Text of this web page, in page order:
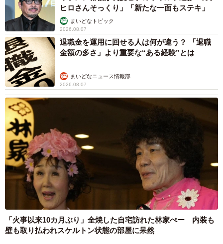
ヒロさんそっくり」「新たな一面もステキ」
まいどなトピック
2026.08.07
退職金を運用に回せる人は何が違う？ 「退職
金額の多さ」より重要な“ある経験”とは
まいどなニュース情報部
2026.08.07
「火事以来10カ月ぶり」全焼した自宅訪れた林家ぺー 内装も
壁も取り払われスケルトン状態の部屋に呆然